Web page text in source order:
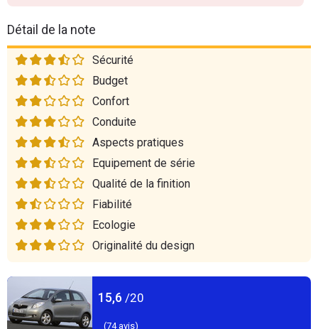
Détail de la note
Sécurité
Budget
Confort
Conduite
Aspects pratiques
Equipement de série
Qualité de la finition
Fiabilité
Ecologie
Originalité du design
15,6 /20
(74avis)